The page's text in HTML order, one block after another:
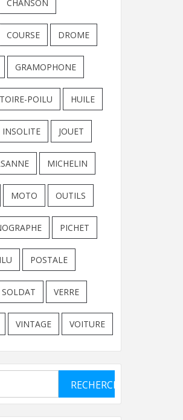
CHANSON
COURSE DROME
GRAMOPHONE
POILU HUILE
INSOLITE JOUET
MICHELIN
MOTO OUTILS
PICHET
POSTALE
SOLDAT VERRE
VINTAGE VOITURE